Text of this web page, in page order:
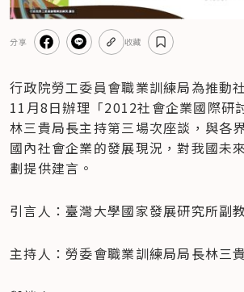
分享 收藏
行政院勞工委員會職業訓練局為推動
11月8日辦理「2012社會企業國際研
林三貴局長主持第三場次座談，與各
國內社會企業的發展現況，對我國未
劃提供建言。
引言人：臺灣大學國家發展研究所副
主持人：勞委會職業訓練局局長林三貴